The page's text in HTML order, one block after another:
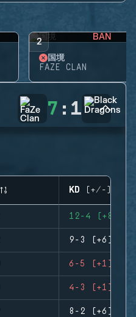
2 BAN
国境
FAZE CLAN
7 : 1
KD (+/-)
12-4 (+8)
9-3 (+6)
6-5 (+1)
4-3 (+1)
8-2 (+6)